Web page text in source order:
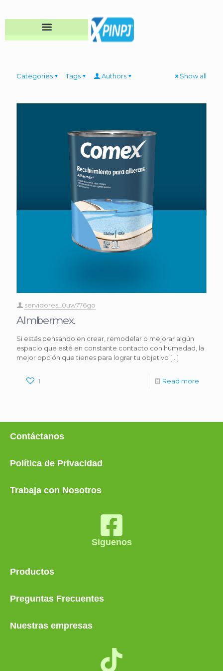
Categories Tags Authors Show all
servidores_0uw776go
Almbermex.
Si estás pensando en crear, remodelar o mejorar algún
espacio que esté en constante contacto con humedad, la
mejor opción que tienes para lograr tu objetivo […]
1 Read more
Contáctanos
Política de Privacidad
Trabaja con Nosotros
Siguenos
Productos
Preguntas Frecuentes
Nuestras empresas